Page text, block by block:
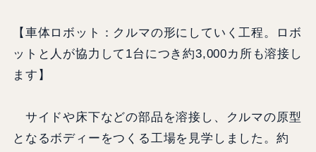
【車体ロボット：クルマの形にしていく工程。ロボ
ットと人が協力して1台につき約3,000カ所も溶接し
ます】
サイドや床下などの部品を溶接し、クルマの原型
となるボディーをつくる工場を見学しました。約